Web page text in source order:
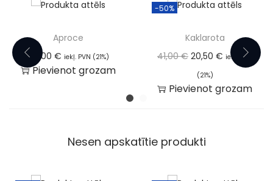
Aproce
46,00 € iekļ. PVN (21%)
Pievienot grozam
-50%
Kaklarota
41,00€ 20,50 € iekļ. PVN
(21%)
Pievienot grozam
Nesen apskatītie produkti